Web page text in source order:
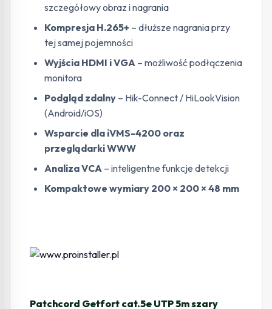
szczegółowy obraz i nagrania
Kompresja H.265+ – dłuższe nagrania przy
tej samej pojemności
Wyjścia HDMI i VGA – możliwość podłączenia
monitora
Podgląd zdalny – Hik-Connect / HiLookVision
(Android/iOS)
Wsparcie dla iVMS-4200 oraz
przeglądarki WWW
Analiza VCA – inteligentne funkcje detekcji
Kompaktowe wymiary 200 × 200 × 48 mm
Patchcord Getfort cat.5e UTP 5m szary